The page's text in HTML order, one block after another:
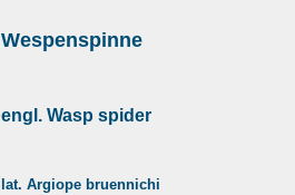
Wespenspinne
engl. Wasp spider
lat. Argiope bruennichi